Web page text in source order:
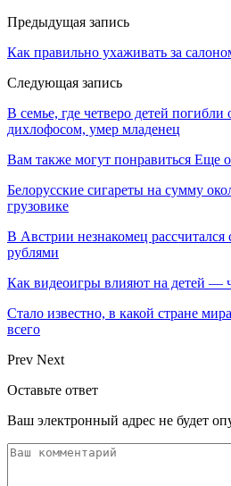
Предыдущая запись
Как правильно ухаживать за
Следующая запись
В семье, где четверо детей погибли
дихлофосом, умер младенец
Вам также могут понравиться Еще
Белорусские сигареты на сумму
грузовике
В Австрии незнакомец
рублями
Как видеоигры влияют на детей —
Стало известно, в какой стране
всего
Prev Next
Оставьте ответ
Ваш электронный адрес не будет